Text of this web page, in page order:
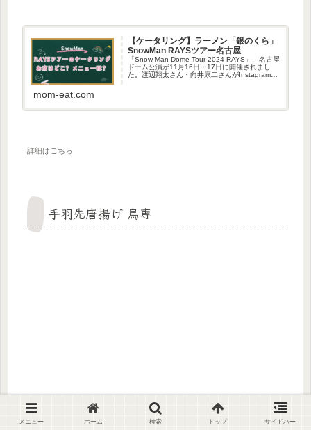
【ケータリング】ラーメン「銀のくら」
SnowMan RAYSツアー名古屋
「Snow Man Dome Tour 2024 RAYS」、名古屋
ドーム公演が11月16日・17日に開催されまし
た。渡辺翔太さん・向井康二さんがInstagram
mom-eat.com
詳細はこちら
手羽先唐揚げ 鳥専
メニュー ホーム 検索 トップ サイドバー